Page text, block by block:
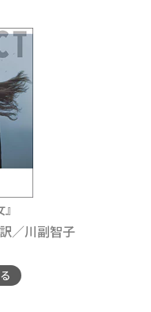
／川副智子